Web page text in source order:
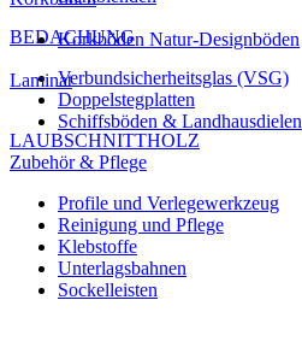
BEDACHUNG
Verbundsicherheitsglas (VSG)
Doppelstegplatten
LAUBSCHNITTHOLZ
Korkböden Natur-Designböden
Laminat
Schiffsböden & Landhausdielen
Zubehör & Pflege
Profile und Verlegewerkzeug
Reinigung und Pflege
Klebstoffe
Unterlagsbahnen
Sockelleisten